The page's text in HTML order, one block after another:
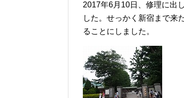
2017年6月10日、修理に出
した。せっかく新宿まで来
ることにしました。